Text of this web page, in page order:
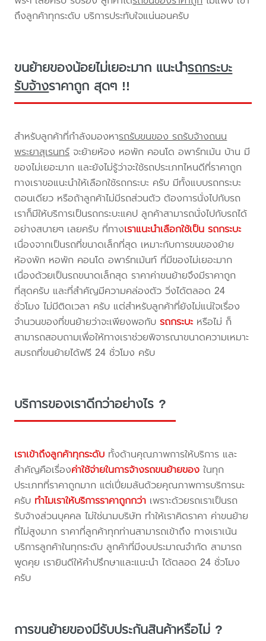
ถึงลูกค้าทุกระดับ บริการประทับใจแน่นอนครับ
ขนย้ายของน้อยไม่เยอะมาก แนะนำรถกระบะ
รับจ้างราคาถูก สุดๆ !!
สำหรับลูกค้าที่กำลังมองหารถรับขนของ รถรับจ้างถนน
พระยาสุเรนทร์ จะย้ายห้อง หอพัก คอนโด อพาร์ทเม้น บ้าน มี
ของไม่เยอะมาก และยังไม่รู้ว่าจะใช้รถประเภทไหนดีที่ราคาถูก
ทางเราขอแนะนำให้เลือกใช้รถกระบะ ครับ มีทั้งแบบรถกระบะ
ตอนเดียว หรือถ้าลูกค้าไม่มีรถส่วนตัว ต้องการนั่งไปกับรถ
เราก็มีให้บริการเป็นรถกระบะแคป ลูกค้าสามารถนั่งไปกับรถได้
อย่างสบายๆ เลยครับ ที่ทางเราแนะนำเลือกใช้เป็น รถกระบะ
เนื่องจากเป็นรถที่ขนาดเล็กที่สุด เหมาะกับการขนของย้าย
ห้องพัก หอพัก คอนโด อพาร์ทเม้นท์ ที่มีของไม่เยอะมาก
เนื่องด้วยเป็นรถขนาดเล็กสุด ราคาค่าขนย้ายจึงมีราคาถูก
ที่สุดครับ และที่สำคัญมีความคล่องตัว วิ่งได้ตลอด 24
ชั่วโมง ไม่มีติดเวลา ครับ แต่สำหรับลูกค้าที่ยังไม่แน่ใจเรื่อง
จำนวนของที่ขนย้ายว่าจะเพียงพอกับรถกระบะ หรือไม่ ก็
สามารถสอบถามเพื่อให้ทางเราช่วยพิจารณาขนาดความเหมาะ
สมรถที่ขนย้ายได้ฟรี 24 ชั่วโมง ครับ
บริการของเราดีกว่าอย่างไร ?
เราเข้าถึงลูกค้าทุกระดับ ทั้งด้านคุณภาพการให้บริการ และ
สำคัญคือเรื่องค่าใช้จ่ายในการจ้างรถขนย้ายของ ในทุก
ประเภทที่ราคาถูกมาก แต่เปี่ยมล้นด้วยคุณภาพการบริการนะ
ครับ ทำไมเราให้บริการราคาถูกกว่า เพราะด้วยรถเราเป็นรถ
รับจ้างส่วนบุคคล ไม่ใช่นามบริษัท ทำให้เราคิดราคา ค่าขนย้าย
ที่ไม่สูงมาก ราคาที่ลูกค้าทุกท่านสามารถเข้าถึง ทางเราเน้น
บริการลูกค้าในทุกระดับ ลูกค้าที่มีงบประมาณจำกัด สามารถ
พูดคุย เรายินดีให้คำปรึกษาและแนะนำ ได้ตลอด 24 ชั่วโมง
ครับ
การขนย้ายของมีรับประกันสินค้าหรือไม่ ?